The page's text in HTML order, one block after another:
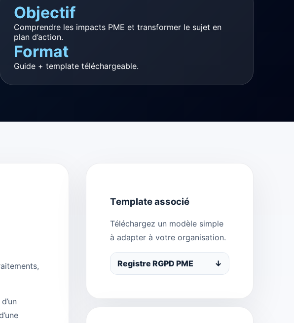
Objectif
Comprendre les impacts PME et transformer le sujet en
plan d’action.
Format
Guide + template téléchargeable.
Template associé
Téléchargez un modèle simple
à adapter à votre organisation.
Registre RGPD PME ↓